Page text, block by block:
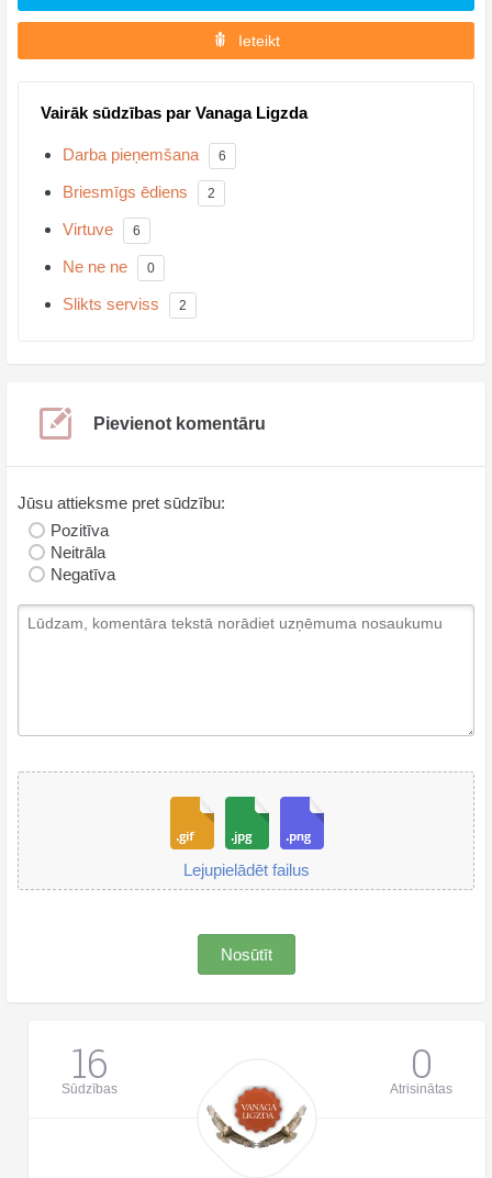
Ieteikt
Vairāk sūdzības par Vanaga Ligzda
Darba pieņemšana 6
Briesmīgs ēdiens 2
Virtuve 6
Ne ne ne 0
Slikts serviss 2
Pievienot komentāru
Jūsu attieksme pret sūdzību:
Pozitīva
Neitrāla
Negatīva
Lejupielādēt failus
Nosūtīt
16
Sūdzības 0
Atrisinātas